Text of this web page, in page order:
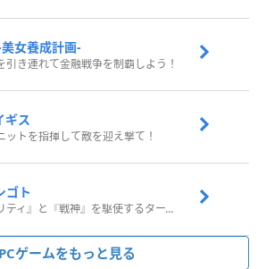
女養成計画-
引き連れて金融戦争を制覇しよう！
ギス
ットを指揮して敵を迎え撃て！
ゴト
武器の『アビリティ』と『戦神』を駆使するターン制コマンドバトルRPG！
PCゲームをもっと見る